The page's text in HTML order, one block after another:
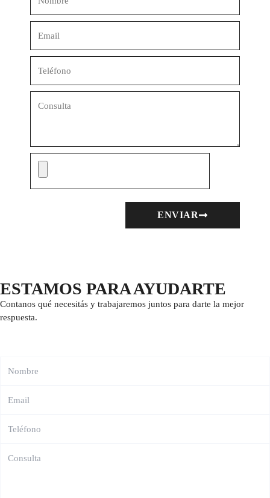
ENVIAR
ESTAMOS PARA AYUDARTE
Contanos qué necesitás y trabajaremos juntos para darte la mejor
respuesta.